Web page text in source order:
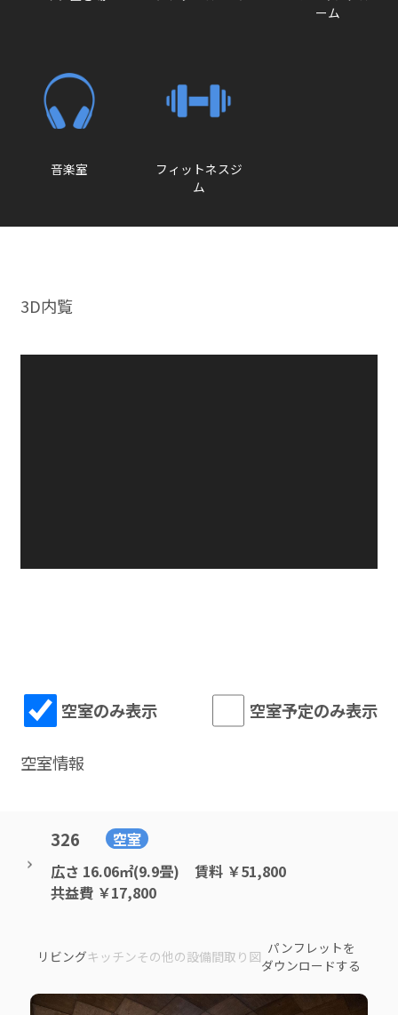
ーム
音楽室
フィットネスジ
ム
3D内覧
空室のみ表示 空室予定のみ表示
空室情報
326
空室
広さ 16.06㎡(9.9畳) 賃料 ￥51,800
共益費 ￥17,800
リビングキッチンその他の設備間取り図 パンフレットを
ダウンロードする